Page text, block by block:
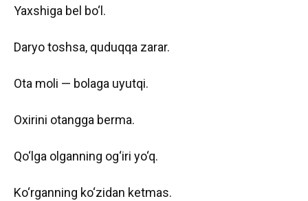
Yaxshiga bel bo‘l.
Daryo toshsa, quduqqa zarar.
Ota moli — bolaga uyutqi.
Oxirini otangga berma.
Qo‘lga olganning og‘iri yo‘q.
Ko‘rganning ko‘zidan ketmas.